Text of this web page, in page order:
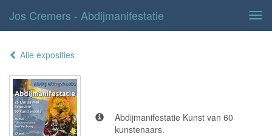
Jos Cremers - Abdijmanifestatie
Alle exposities
Abdijmanifestatie Kunst van 60
kunstenaars.